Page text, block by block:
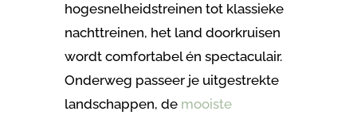
hogesnelheidstreinen tot klassieke
nachttreinen, het land doorkruisen
wordt comfortabel én spectaculair.
Onderweg passeer je uitgestrekte
landschappen, de mooiste